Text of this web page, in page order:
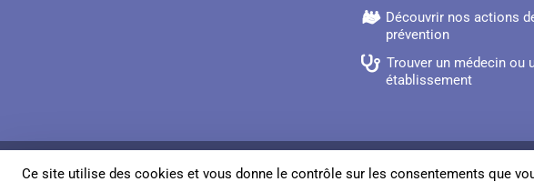
Ce site utilise des cookies et vous donne le contrôle sur les consentements que
Découvrir nos actions
prévention
Trouver un médecin ou
établissement
© Copyright Camieg 2026